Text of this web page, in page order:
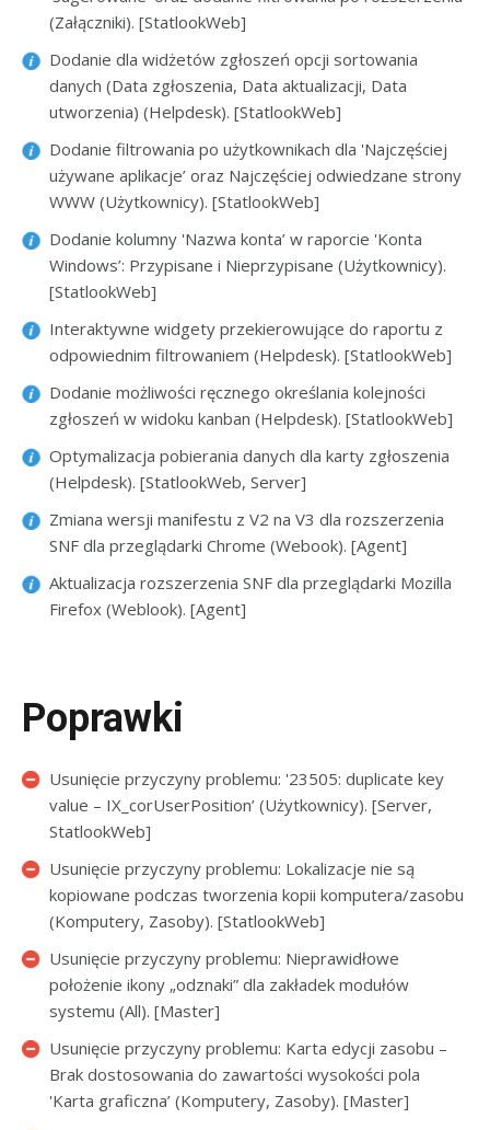
(Załączniki). [StatlookWeb]
Dodanie dla widżetów zgłoszeń opcji sortowania
danych (Data zgłoszenia, Data aktualizacji, Data
utworzenia) (Helpdesk). [StatlookWeb]
Dodanie filtrowania po użytkownikach dla 'Najczęściej
używane aplikacje’ oraz Najczęściej odwiedzane strony
WWW (Użytkownicy). [StatlookWeb]
Dodanie kolumny 'Nazwa konta’ w raporcie 'Konta
Windows’: Przypisane i Nieprzypisane (Użytkownicy).
[StatlookWeb]
Interaktywne widgety przekierowujące do raportu z
odpowiednim filtrowaniem (Helpdesk). [StatlookWeb]
Dodanie możliwości ręcznego określania kolejności
zgłoszeń w widoku kanban (Helpdesk). [StatlookWeb]
Optymalizacja pobierania danych dla karty zgłoszenia
(Helpdesk). [StatlookWeb, Server]
Zmiana wersji manifestu z V2 na V3 dla rozszerzenia
SNF dla przeglądarki Chrome (Webook). [Agent]
Aktualizacja rozszerzenia SNF dla przeglądarki Mozilla
Firefox (Weblook). [Agent]
Poprawki
Usunięcie przyczyny problemu: '23505: duplicate key
value – IX_corUserPosition’ (Użytkownicy). [Server,
StatlookWeb]
Usunięcie przyczyny problemu: Lokalizacje nie są
kopiowane podczas tworzenia kopii komputera/zasobu
(Komputery, Zasoby). [StatlookWeb]
Usunięcie przyczyny problemu: Nieprawidłowe
położenie ikony „odznaki” dla zakładek modułów
systemu (All). [Master]
Usunięcie przyczyny problemu: Karta edycji zasobu –
Brak dostosowania do zawartości wysokości pola
'Karta graficzna’ (Komputery, Zasoby). [Master]